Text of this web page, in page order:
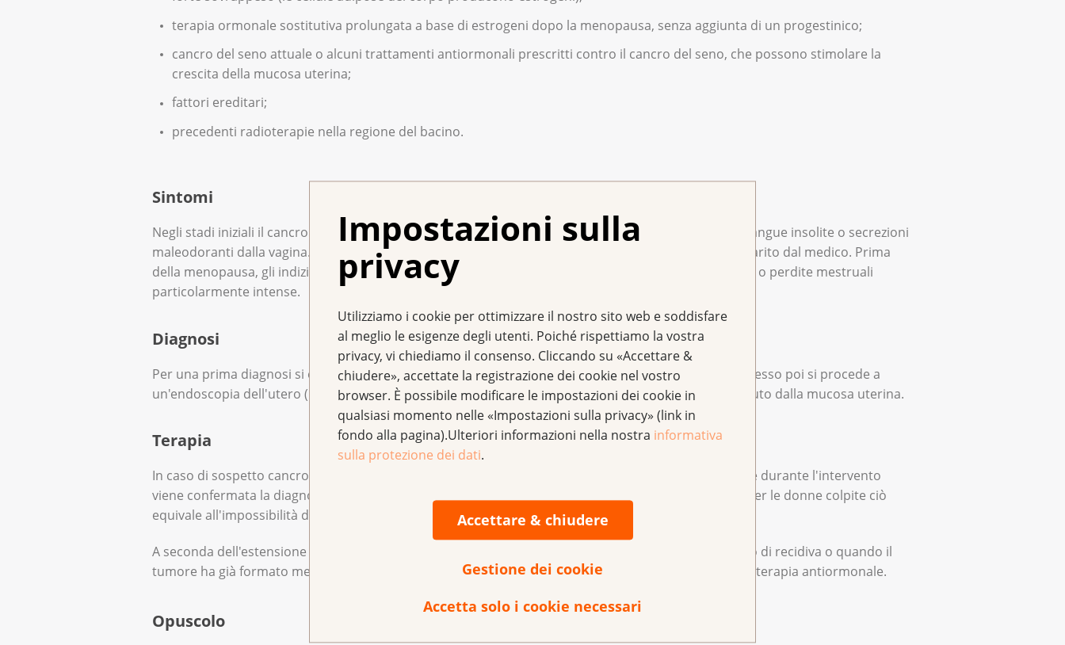
Impostazioni sulla
privacy
Utilizziamo i cookie per ottimizzare il nostro sito web e soddisfare
al meglio le esigenze degli utenti. Poiché rispettiamo la vostra
privacy, vi chiediamo il consenso. Cliccando su «Accettare &
chiudere», accettate la registrazione dei cookie nel vostro
browser. È possibile modificare le impostazioni dei cookie in
qualsiasi momento nelle «Impostazioni sulla privacy» (link in
fondo alla pagina).Ulteriori informazioni nella nostra informativa
sulla protezione dei dati.
Accettare & chiudere
Gestione dei cookie
Accetta solo i cookie necessari
terapia ormonale sostitutiva prolungata a base di estrogeni dopo la menopausa, senza aggiunta di un progestinico;
cancro del seno attuale o alcuni trattamenti antiormonali prescritti contro il cancro del seno, che possono stimolare la
crescita della mucosa uterina;
fattori ereditari;
precedenti radioterapie nella regione del bacino.
Sintomi
Negli stadi iniziali il cancro del corpo dell'utero non provoca sintomi. I primi segnali sono perdite di sangue insolite o secrezioni
maleodoranti dalla vagina. Ogni sanguinamento vaginale che si manifesta dopo la menopausa va chiarito dal medico. Prima
della menopausa, gli indizi di una malattia tumorale possono essere perdite di sangue intermestruali o perdite mestruali
particolarmente intense.
Diagnosi
Per una prima diagnosi si esegue un'ecografia per via vaginale dell'utero e degli organi del bacino. Spesso poi si procede a
un'endoscopia dell'utero (isteroscopia). Nel corso di questa procedura si prelevano campioni di tessuto dalla mucosa uterina.
Terapia
In caso di sospetto cancro del corpo dell'utero, la terapia è quasi sempre un intervento chirurgico. Se durante l'intervento
viene confermata la diagnosi provvisoria, si procede alla rimozione completa di utero, ovaie e tube. Per le donne colpite ciò
equivale all'impossibilità di avere figli dopo l'operazione.
A seconda dell'estensione del tumore, all'intervento segue una radioterapia. In caso di elevato rischio di recidiva o quando il
tumore ha già formato metastasi, entrano in linea di considerazione anche una chemioterapia o una terapia antiormonale.
Opuscolo